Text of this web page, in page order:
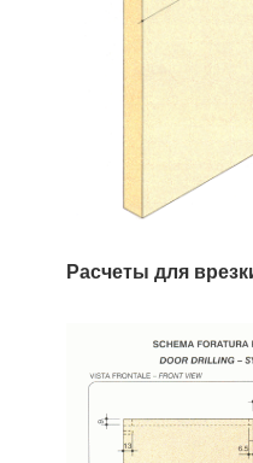
Расчеты для